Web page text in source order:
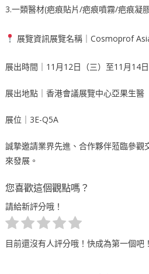
3.一類醫材(疤痕貼片/疤痕噴霧/疤痕凝
展覽資訊展覽名稱｜Cosmoprof
展出時間｜11月12日（三）至11月14日
展出地點｜香港會議展覽中心亞果生醫
展位｜3E-Q5A
誠摯邀請業界先進、合作夥伴蒞臨參觀
來發展。
您喜歡這個觀點嗎？
請給新評分哦！
目前還沒有人評分哦！快成為第一個吧！